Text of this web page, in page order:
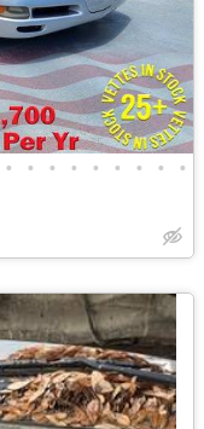
• • • • • • • • •